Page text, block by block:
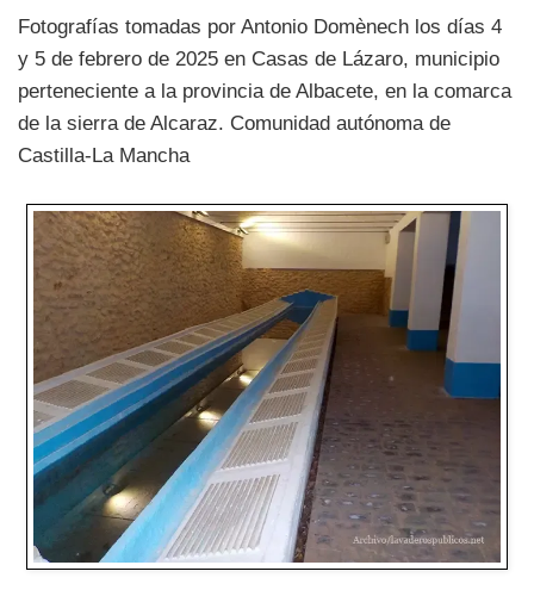
Fotografías tomadas por Antonio Domènech los días 4
y 5 de febrero de 2025 en Casas de Lázaro, municipio
perteneciente a la provincia de Albacete, en la comarca
de la sierra de Alcaraz. Comunidad autónoma de
Castilla-La Mancha